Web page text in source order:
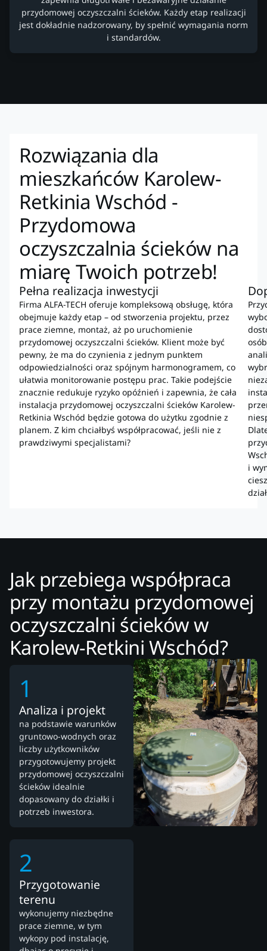
przydomowej oczyszczalni ścieków. Każdy etap realizacji
jest dokładnie nadzorowany, by spełnić wymagania norm
i standardów.
Rozwiązania dla
mieszkańców Karolew-
Retkinia Wschód -
Przydomowa
oczyszczalnia ścieków na
miarę Twoich potrzeb!
Pełna realizacja inwestycji
Firma ALFA-TECH oferuje kompleksową obsługę, która
obejmuje każdy etap – od stworzenia projektu, przez
prace ziemne, montaż, aż po uruchomienie
przydomowej oczyszczalni ścieków. Klient może być
pewny, że ma do czynienia z jednym punktem
odpowiedzialności oraz spójnym harmonogramem, co
ułatwia monitorowanie postępu prac. Takie podejście
znacznie redukuje ryzyko opóźnień i zapewnia, że cała
instalacja przydomowej oczyszczalni ścieków Karolew-
Retkinia Wschód będzie gotowa do użytku zgodnie z
planem. Z kim chciałbyś współpracować, jeśli nie z
prawdziwymi specjalistami?
i
Jak przebiega współpraca
przy montażu przydomowej
oczyszczalni ścieków w
Karolew-Retkini Wschód?
1
Analiza i projekt
na podstawie warunków
gruntowo-wodnych oraz
liczby użytkowników
przygotowujemy projekt
przydomowej oczyszczalni
ścieków idealnie
dopasowany do działki i
potrzeb inwestora.
2
Przygotowanie
terenu
wykonujemy niezbędne
prace ziemne, w tym
wykopy pod instalację,